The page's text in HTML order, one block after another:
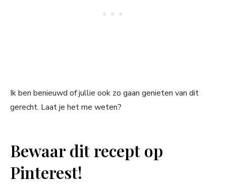
Ik ben benieuwd of jullie ook zo gaan genieten van dit
gerecht. Laat je het me weten?
Bewaar dit recept op
Pinterest!